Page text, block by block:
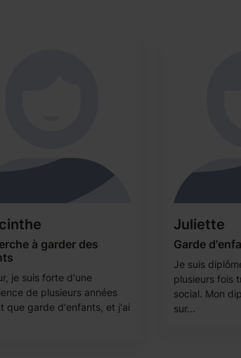
à garder des
je suis forte d'une
de plusieurs années
que garde d'enfants, et j'ai
Juliette
Garde
Je suis
plusieurs fois
social. Mon
sur...